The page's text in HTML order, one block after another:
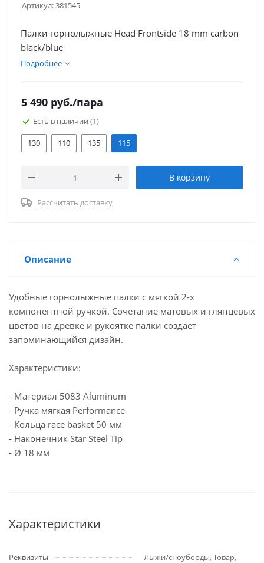
Артикул:381545
Палки горнолыжные Head Frontside 18 mm carbon
black/blue
Подробнее
5 490 руб./пара
Есть в наличии (1)
130 110 135 115
В корзину
Рассчитать доставку
Описание
Удобные горнолыжные палки с мягкой 2-х
компонентной ручкой. Сочетание матовых и глянцевых
цветов на древке и рукоятке палки создает
запоминающийся дизайн.
Характеристики:
- Материал 5083 Aluminum
- Ручка мягкая Performance
- Кольца race basket 50 мм
- Наконечник Star Steel Tip
- Ø 18 мм
Характеристики
Реквизиты
Лыжи/сноуборды, Товар,